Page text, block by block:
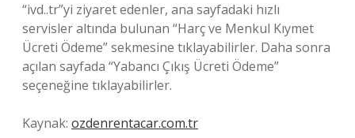
“ivd..tr”yi ziyaret edenler, ana sayfadaki hızlı
servisler altında bulunan “Harç ve Menkul Kıymet
Ücreti Ödeme” sekmesine tıklayabilirler. Daha sonra
açılan sayfada “Yabancı Çıkış Ücreti Ödeme”
seçeneğine tıklayabilirler.
Kaynak: ozdenrentacar.com.tr